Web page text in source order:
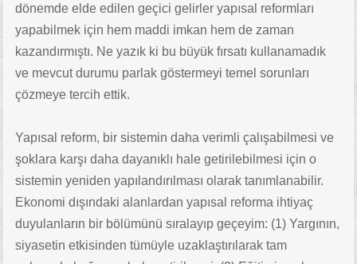
dönemde elde edilen geçici gelirler yapısal reformları
yapabilmek için hem maddi imkan hem de zaman
kazandırmıştı. Ne yazık ki bu büyük fırsatı kullanamadık
ve mevcut durumu parlak göstermeyi temel sorunları
çözmeye tercih ettik.
Yapısal reform, bir sistemin daha verimli çalışabilmesi ve
şoklara karşı daha dayanıklı hale getirilebilmesi için o
sistemin yeniden yapılandırılması olarak tanımlanabilir.
Ekonomi dışındaki alanlardan yapısal reforma ihtiyaç
duyulanların bir bölümünü sıralayıp geçeyim: (1) Yargının,
siyasetin etkisinden tümüyle uzaklaştırılarak tam